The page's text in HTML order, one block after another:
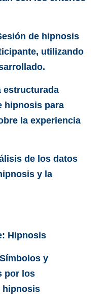
de hipnosis
utilizando
estructurada
hipnosis para
la experiencia
de los datos
y la
Hipnosis
y
por los
hipnosis